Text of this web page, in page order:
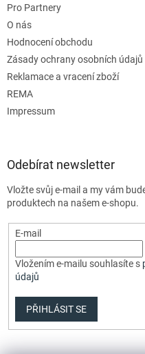
Pro Partnery
O nás
Hodnocení obchodu
Zásady ochrany osobních údajů
Reklamace a vracení zboží
REMA
Impressum
Odebírat newsletter
Vložte svůj e-mail a my vám
produktech na našem e-shopu.
E-mail
Vložením e-mailu souhlasíte s
údajů
PŘIHLÁSIT SE